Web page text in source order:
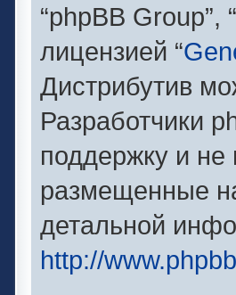
“phpBB Group”,
лицензией “
Дистрибутив
Разработчики
поддержку и не
размещенные
детальной
http://